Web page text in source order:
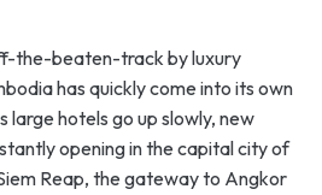
the-beaten-track by luxury
has quickly come into its own
large hotels go up slowly, new
opening in the capital city of
Reap, the gateway to Angkor